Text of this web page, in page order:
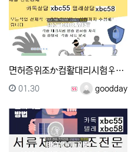
면허증위조か컴활대리시험♀톡상담 xbc55▲텔레 xbc5…
등록자 goodday
등록일
01.30